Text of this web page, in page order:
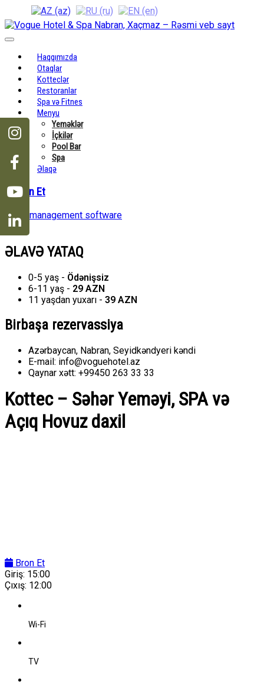
Toggle
navigationHaqqımızda
Otaqlar
Kotteclər
Restoranlar
Spa və Fitnes
Menyu
Yeməklər
İçkilər
Pool Bar
Spa
Əlaqə
Bron Et
Hotel management software
ƏLAVƏ YATAQ
0-5 yaş - Ödənişsiz
6-11 yaş - 29 AZN
11 yaşdan yuxarı - 39 AZN
Birbaşa rezervassiya
Azərbaycan, Nabran, Seyidkəndyeri kəndi
E-mail: info@voguehotel.az
Qaynar xətt: +99450 263 33 33
Kottec – Səhər Yeməyi, SPA və
Açıq Hovuz daxil
Bron Et
Giriş: 15:00
Çıxış: 12:00
Wi-Fi
TV